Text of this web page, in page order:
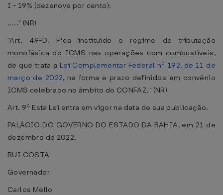
I - 19% (dezenove por cento):
....." (NR)
"Art. 49-D. Fica instituído o regime de tributação
monofásica do ICMS nas operações com combustíveis,
de que trata a Lei Complementar Federal nº 192, de 11 de
março de 2022, na forma e prazo definidos em convênio
ICMS celebrado no âmbito do CONFAZ." (NR)
Art. 9º Esta Lei entra em vigor na data de sua publicação.
PALÁCIO DO GOVERNO DO ESTADO DA BAHIA, em 21 de
dezembro de 2022.
RUI COSTA
Governador
Carlos Mello